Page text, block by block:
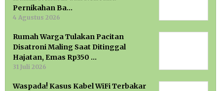
Pernikahan Ba…
4 Agustus 2026
Rumah Warga Tulakan Pacitan
Disatroni Maling Saat Ditinggal
Hajatan, Emas Rp350 …
31 Juli 2026
Waspada! Kasus Kabel WiFi Terbakar